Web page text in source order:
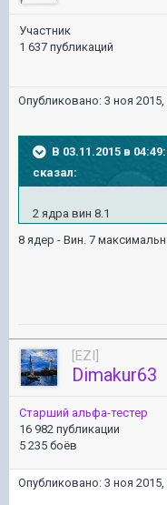
Участник
1 637 публикаций
Опубликовано: 3 ноя 2015,
В 03.11.2015 в
сказал:
2 ядра вин 8.1
8 ядер - Вин. 7
[EZI]
Dimakur63
Старший альфа-тестер
16 982 публикации
5 235 боёв
Опубликовано: 3 ноя 2015,